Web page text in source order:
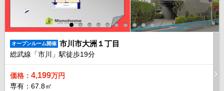
オープンルーム開催 市川市大洲１丁目
総武線「市川」駅徒歩19分
価格： 4,199万円
専有：67.8㎡